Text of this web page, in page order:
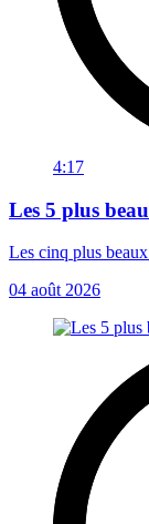
4:17
Les 5 plus
Les cinq plus
04 août 2026